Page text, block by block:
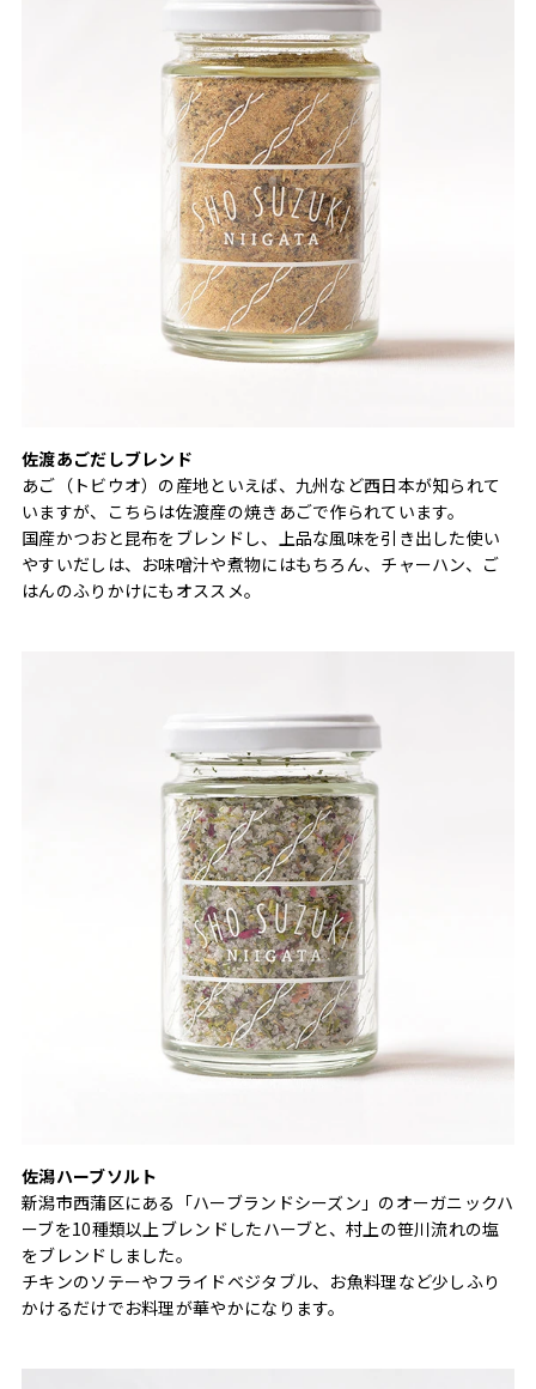
佐渡あごだしブレンド
あご（トビウオ）の産地といえば、九州など西日本が知られて
いますが、こちらは佐渡産の焼きあごで作られています。
国産かつおと昆布をブレンドし、上品な風味を引き出した使い
やすいだしは、お味噌汁や煮物にはもちろん、チャーハン、ご
はんのふりかけにもオススメ。
佐潟ハーブソルト
新潟市西蒲区にある「ハーブランドシーズン」のオーガニックハ
ーブを10種類以上ブレンドしたハーブと、村上の笹川流れの塩
をブレンドしました。
チキンのソテーやフライドベジタブル、お魚料理など少しふり
かけるだけでお料理が華やかになります。